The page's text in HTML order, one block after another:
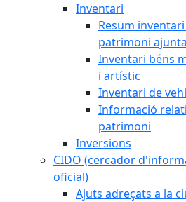
Inventari
Resum
patrimoni
Inventari béns
i artístic
Inventari de
Informació
patrimoni
Inversions
CIDO (cercador
oficial)
Ajuts adreçats a la